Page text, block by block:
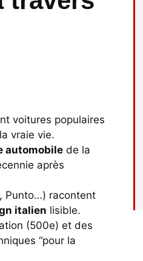
voitures populaires
vraie vie.
automobile de la
après
Punto…) racontent
italien lisible.
(500e) et des
“pour la